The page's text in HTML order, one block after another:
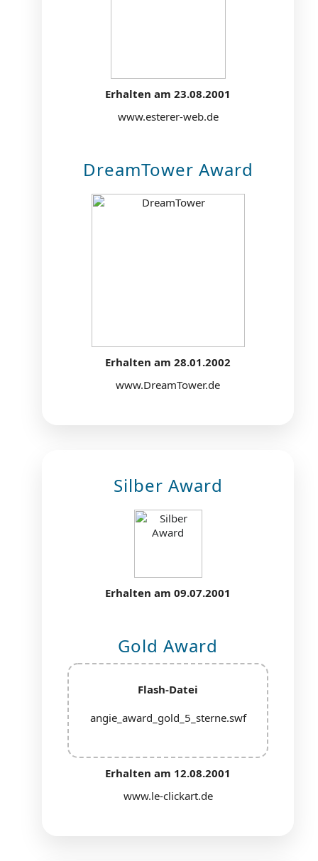
Erhalten am 23.08.2001
www.esterer-web.de
DreamTower Award
Erhalten am 28.01.2002
www.DreamTower.de
Silber Award
Erhalten am 09.07.2001
Gold Award
Flash-Datei
angie_award_gold_5_sterne.swf
Erhalten am 12.08.2001
www.le-clickart.de